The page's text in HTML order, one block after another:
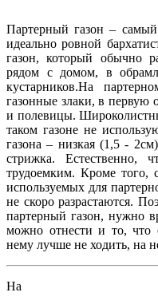
Партерный газон –
идеально ровной
газон, который обычно
рядом с домом, в
кустарников.На
газонные злаки, в первую
и полевицы.
таком газоне не
газона – низкая (1,5 -
стрижка. Естественно,
трудоемким. Кроме того,
используемых для
не скоро разрастаются.
партерный газон, нужно
можно отнести и то, что
нему лучше не ходить, на
На